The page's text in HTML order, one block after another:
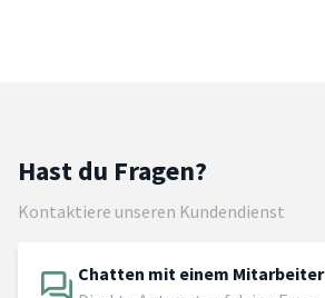
Hast du Fragen?
Kontaktiere unseren Kundendienst
Chatten mit einem Mitarbeiter